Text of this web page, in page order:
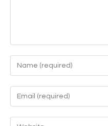
your
name
your
email